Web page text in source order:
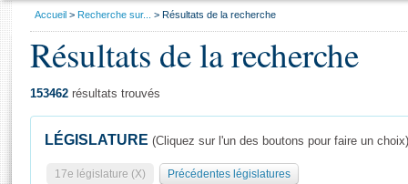
Général
Vous
Accueil Recherche sur... Résultats de la recherche
Résultats de la recherche
153462 résultats trouvés
LÉGISLATURE (Cliquez sur l'un des boutons pour faire un choix)
17e législature (X) Précédentes législatures